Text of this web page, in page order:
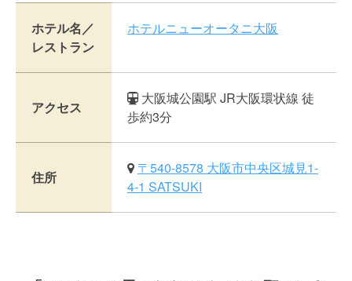
ホテル名／
レストラン
ホテルニューオータニ大阪
アクセス
大阪城公園駅 JR大阪環状線 徒
歩約3分
住所
〒540-8578 大阪市中央区城見1-
4-1 SATSUKI